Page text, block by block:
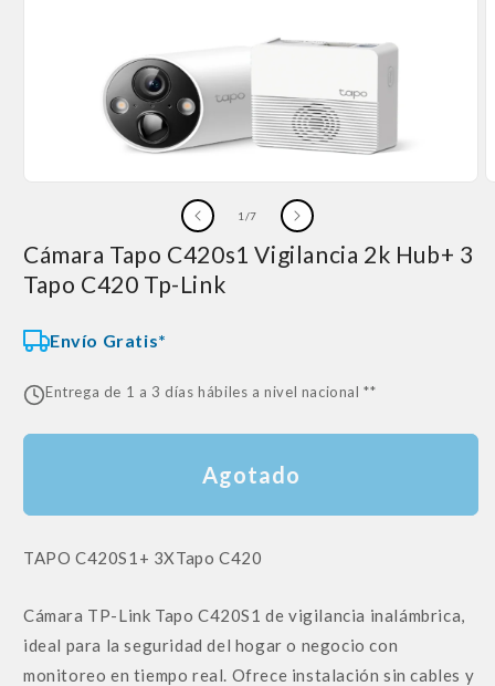
en
ventana
1 /de
7
Cámara Tapo C420s1 Vigilancia 2k Hub+ 3
Tapo C420 Tp-Link
Envío Gratis*
Entrega de 1 a 3 días hábiles a nivel nacional **
Agotado
SKU:
TAPO C420S1+ 3XTapo C420
Cámara TP-Link Tapo C420S1 de vigilancia inalámbrica,
ideal para la seguridad del hogar o negocio con
monitoreo en tiempo real. Ofrece instalación sin cables y